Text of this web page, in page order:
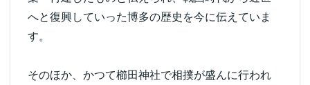
へと復興していった博多の歴史を今に伝えていま
す。
そのほか、かつて櫛田神社で相撲が盛んに行われ